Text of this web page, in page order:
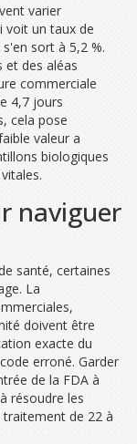
varier
voit un taux de
sort à 5,2 %.
et des aléas
commerciale
4,7 jours
cela pose
valeur a
biologiques
naviguer
santé, certaines
La
doivent être
exacte du
erroné. Garder
de la FDA à
résoudre les
de 22 à